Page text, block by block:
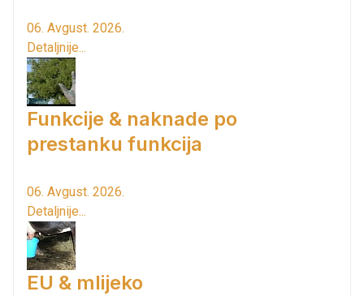
06. Avgust. 2026.
Detaljnije...
Funkcije & naknade po
prestanku funkcija
06. Avgust. 2026.
Detaljnije...
EU & mlijeko